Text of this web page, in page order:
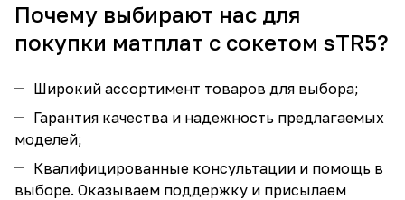
Почему выбирают нас для
покупки матплат с сокетом sTR5?
Широкий ассортимент товаров для выбора;
Гарантия качества и надежность предлагаемых
моделей;
Квалифицированные консультации и помощь в
выборе. Оказываем поддержку и присылаем